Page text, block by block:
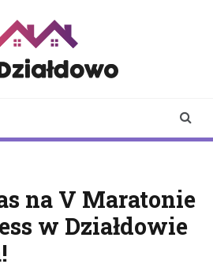
na V Maratonie
w Działdowie